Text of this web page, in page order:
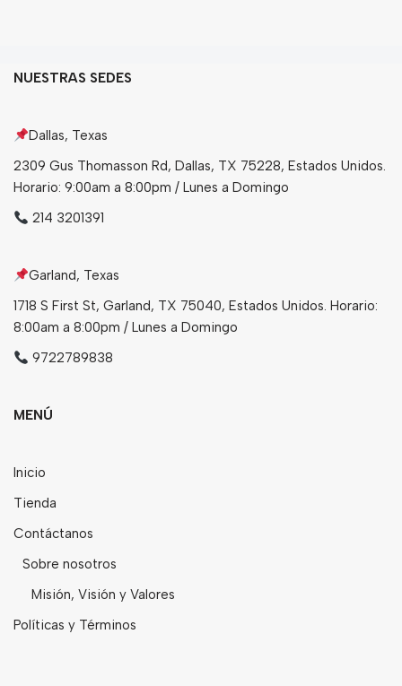
NUESTRAS SEDES
Dallas, Texas
2309 Gus Thomasson Rd, Dallas, TX 75228, Estados Unidos.
Horario: 9:00am a 8:00pm / Lunes a Domingo
214 3201391
Garland, Texas
1718 S First St, Garland, TX 75040, Estados Unidos. Horario:
8:00am a 8:00pm / Lunes a Domingo
9722789838
MENÚ
Inicio
Tienda
Contáctanos
Sobre nosotros
Misión, Visión y Valores
Políticas y Términos